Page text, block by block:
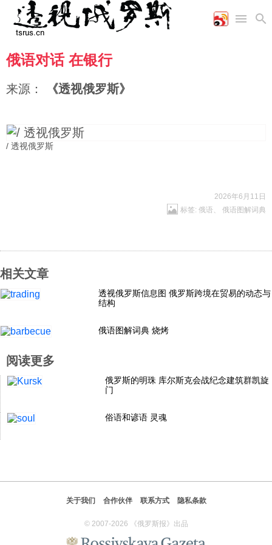
首页
国际
时政
空军
海军
经济
财经
商业
农业
科技
社会
文化
文艺
教育
旅游
图片新闻
高清图片
图表
俄语对话 在银行
来源： 《透视俄罗斯》
/ 透视俄罗斯
2026年6月11日
标签: 俄语、 俄语图解词典
相关文章
透视俄罗斯信息图 俄罗斯跨境在贸易的动态与
结构
俄语图解词典 烧烤
阅读更多
俄罗斯的明珠 库尔斯克会战纪念建筑群凯旋
门
俗语和谚语 灵魂
关于我们 合作伙伴 联系方式 隐私条款
© 2007-2026 《俄罗斯报》出品